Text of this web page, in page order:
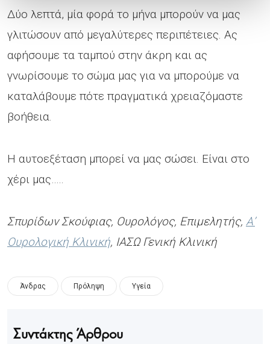
Δύο λεπτά, μία φορά το μήνα μπορούν να μας
γλιτώσουν από μεγαλύτερες περιπέτειες. Ας
αφήσουμε τα ταμπού στην άκρη και ας
γνωρίσουμε το σώμα μας για να μπορούμε να
καταλάβουμε πότε πραγματικά χρειαζόμαστε
βοήθεια.
Η αυτοεξέταση μπορεί να μας σώσει. Είναι στο
χέρι μας…..
Σπυρίδων Σκούφιας, Ουρολόγος, Επιμελητής, Α’
Ουρολογική Κλινική, ΙΑΣΩ Γενική Κλινική
Άνδρας Πρόληψη Υγεία
Συντάκτης Άρθρου